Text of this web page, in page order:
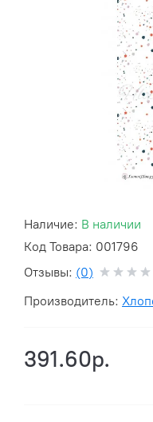
Наличие: В наличии
Код Товара: 001796
Отзывы: (0)
Производитель:
391.60р.